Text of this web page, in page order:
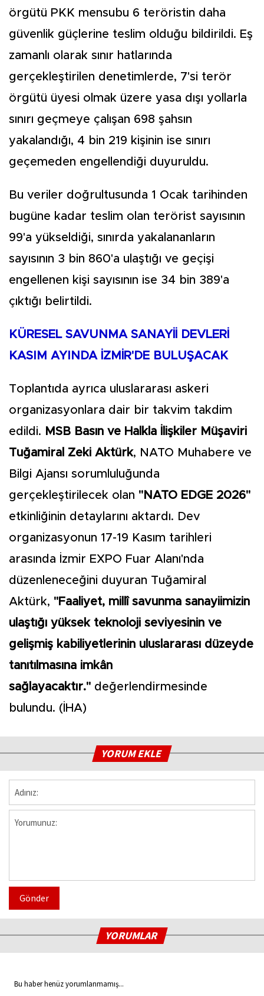
örgütü PKK mensubu 6 teröristin daha
güvenlik güçlerine teslim olduğu bildirildi. Eş
zamanlı olarak sınır hatlarında
gerçekleştirilen denetimlerde, 7'si terör
örgütü üyesi olmak üzere yasa dışı yollarla
sınırı geçmeye çalışan 698 şahsın
yakalandığı, 4 bin 219 kişinin ise sınırı
geçemeden engellendiği duyuruldu.
Bu veriler doğrultusunda 1 Ocak tarihinden
bugüne kadar teslim olan terörist sayısının
99'a yükseldiği, sınırda yakalananların
sayısının 3 bin 860'a ulaştığı ve geçişi
engellenen kişi sayısının ise 34 bin 389'a
çıktığı belirtildi.
KÜRESEL SAVUNMA SANAYİİ DEVLERİ
KASIM AYINDA İZMİR'DE BULUŞACAK
Toplantıda ayrıca uluslararası askeri
organizasyonlara dair bir takvim takdim
edildi. MSB Basın ve Halkla İlişkiler Müşaviri
Tuğamiral Zeki Aktürk, NATO Muhabere ve
Bilgi Ajansı sorumluluğunda
gerçekleştirilecek olan "NATO EDGE 2026"
etkinliğinin detaylarını aktardı. Dev
organizasyonun 17-19 Kasım tarihleri
arasında İzmir EXPO Fuar Alanı'nda
düzenleneceğini duyuran Tuğamiral
Aktürk, "Faaliyet, millî savunma sanayiimizin
ulaştığı yüksek teknoloji seviyesinin ve
gelişmiş kabiliyetlerinin uluslararası düzeyde
tanıtılmasına imkân
sağlayacaktır." değerlendirmesinde
bulundu. (İHA)
YORUM EKLE
Gönder
YORUMLAR
Bu haber henüz yorumlanmamış...